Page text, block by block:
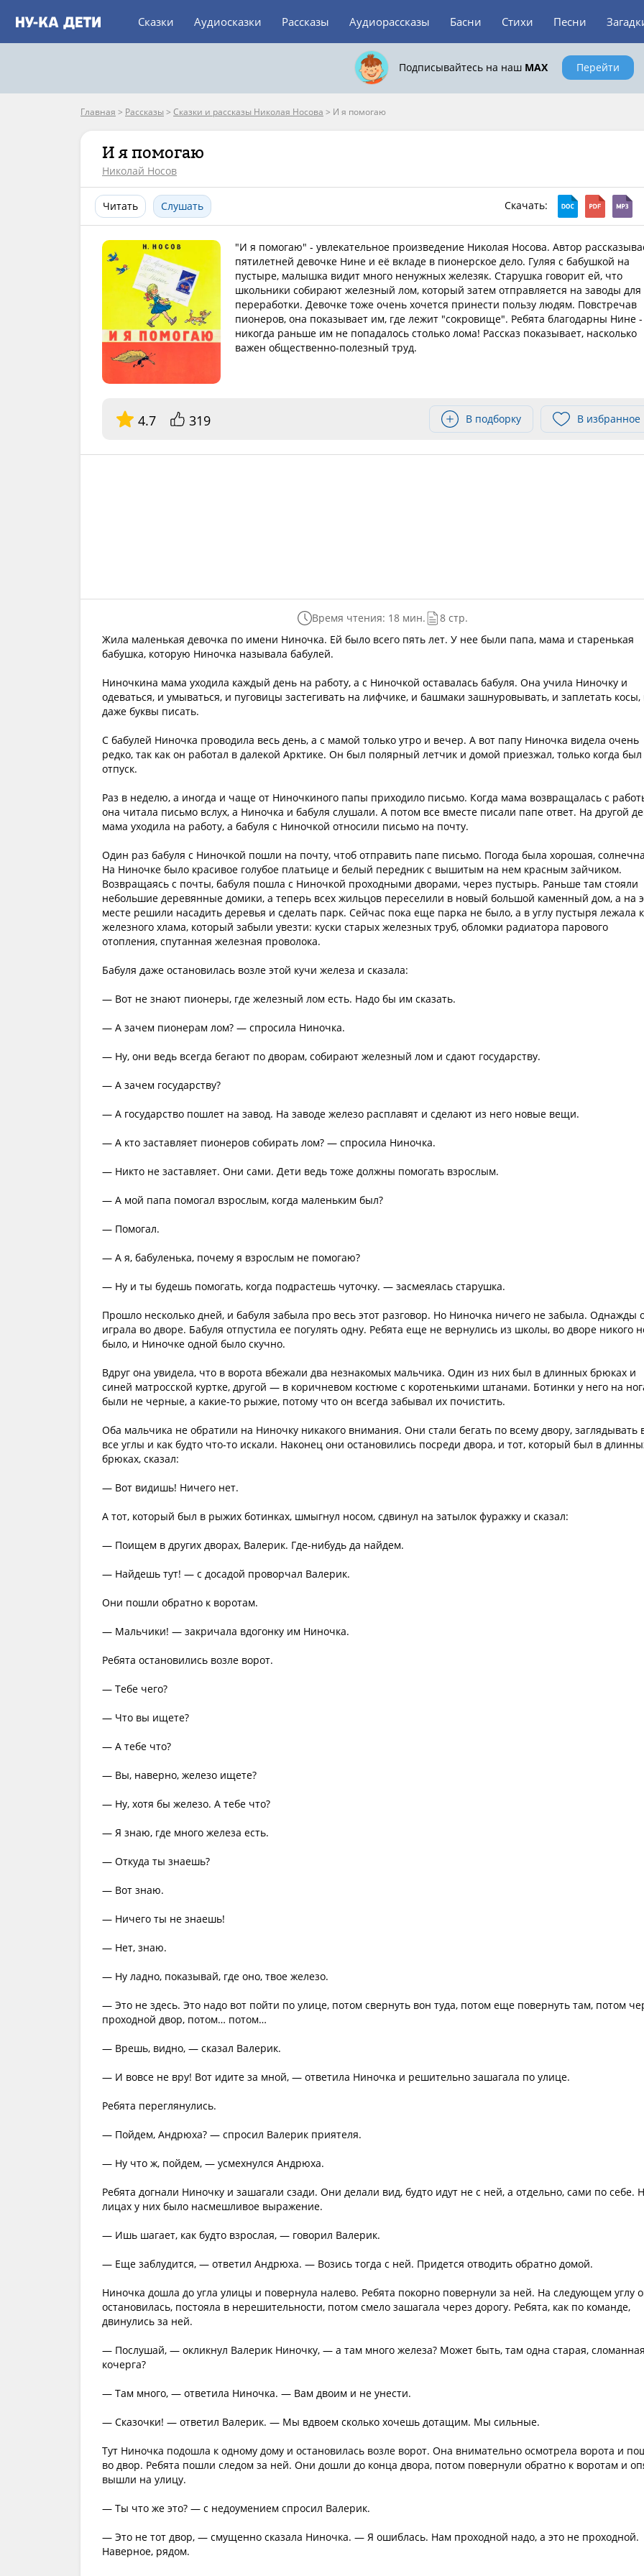
Сказки Аудиосказки Рассказы Аудиорассказы Басни Стихи Песни
Подписывайтесь на наш MAX Перейти
Главная > Рассказы > Сказки и рассказы Николая Носова > И я помогаю
И я помогаю
Николай Носов
Читать Слушать Скачать:
"И я помогаю" - увлекательное произведение Николая Носова. Автор
пятилетней девочке Нине и её вкладе в пионерское дело. Гуляя с бабушкой на
пустыре, малышка видит много ненужных железяк. Старушка говорит ей, что
школьники собирают железный лом, который затем отправляется на заводы для
переработки. Девочке тоже очень хочется принести пользу людям. Повстречав
пионеров, она показывает им, где лежит "сокровище". Ребята благодарны Нине -
никогда раньше им не попадалось столько лома! Рассказ показывает, насколько
важен общественно-полезный труд.
4.7 319 В подборку В избранное
Время чтения: 18 мин.
8 стр.
Жила маленькая девочка по имени Ниночка. Ей было всего пять лет. У нее были папа, мама и старенькая
бабушка, которую Ниночка называла бабулей.
Ниночкина мама уходила каждый день на работу, а с Ниночкой оставалась бабуля. Она учила Ниночку и
одеваться, и умываться, и пуговицы застегивать на лифчике, и башмаки зашнуровывать, и заплетать косы,
даже буквы писать.
С бабулей Ниночка проводила весь день, а с мамой только утро и вечер. А вот папу Ниночка видела очень
редко, так как он работал в далекой Арктике. Он был полярный летчик и домой приезжал, только когда был
отпуск.
Раз в неделю, а иногда и чаще от Ниночкиного папы приходило письмо. Когда мама возвращалась с
она читала письмо вслух, а Ниночка и бабуля слушали. А потом все вместе писали папе ответ. На другой
мама уходила на работу, а бабуля с Ниночкой относили письмо на почту.
Один раз бабуля с Ниночкой пошли на почту, чтоб отправить папе письмо. Погода была хорошая,
На Ниночке было красивое голубое платьице и белый передник с вышитым на нем красным зайчиком.
Возвращаясь с почты, бабуля пошла с Ниночкой проходными дворами, через пустырь. Раньше там стояли
небольшие деревянные домики, а теперь всех жильцов переселили в новый большой каменный дом, а на
месте решили насадить деревья и сделать парк. Сейчас пока еще парка не было, а в углу пустыря лежала
железного хлама, который забыли увезти: куски старых железных труб, обломки радиатора парового
отопления, спутанная железная проволока.
Бабуля даже остановилась возле этой кучи железа и сказала:
— Вот не знают пионеры, где железный лом есть. Надо бы им сказать.
— А зачем пионерам лом? — спросила Ниночка.
— Ну, они ведь всегда бегают по дворам, собирают железный лом и сдают государству.
— А зачем государству?
— А государство пошлет на завод. На заводе железо расплавят и сделают из него новые вещи.
— А кто заставляет пионеров собирать лом? — спросила Ниночка.
— Никто не заставляет. Они сами. Дети ведь тоже должны помогать взрослым.
— А мой папа помогал взрослым, когда маленьким был?
— Помогал.
— А я, бабуленька, почему я взрослым не помогаю?
— Ну и ты будешь помогать, когда подрастешь чуточку. — засмеялась старушка.
Прошло несколько дней, и бабуля забыла про весь этот разговор. Но Ниночка ничего не забыла. Однажды
играла во дворе. Бабуля отпустила ее погулять одну. Ребята еще не вернулись из школы, во дворе никого
было, и Ниночке одной было скучно.
Вдруг она увидела, что в ворота вбежали два незнакомых мальчика. Один из них был в длинных брюках и
синей матросской куртке, другой — в коричневом костюме с коротенькими штанами. Ботинки у него на
были не черные, а какие-то рыжие, потому что он всегда забывал их почистить.
Оба мальчика не обратили на Ниночку никакого внимания. Они стали бегать по всему двору, заглядывать
все углы и как будто что-то искали. Наконец они остановились посреди двора, и тот, который был в
брюках, сказал:
— Вот видишь! Ничего нет.
А тот, который был в рыжих ботинках, шмыгнул носом, сдвинул на затылок фуражку и сказал:
— Поищем в других дворах, Валерик. Где-нибудь да найдем.
— Найдешь тут! — с досадой проворчал Валерик.
Они пошли обратно к воротам.
— Мальчики! — закричала вдогонку им Ниночка.
Ребята остановились возле ворот.
— Тебе чего?
— Что вы ищете?
— А тебе что?
— Вы, наверно, железо ищете?
— Ну, хотя бы железо. А тебе что?
— Я знаю, где много железа есть.
— Откуда ты знаешь?
— Вот знаю.
— Ничего ты не знаешь!
— Нет, знаю.
— Ну ладно, показывай, где оно, твое железо.
— Это не здесь. Это надо вот пойти по улице, потом свернуть вон туда, потом еще повернуть там, потом
проходной двор, потом… потом…
— Врешь, видно, — сказал Валерик.
— И вовсе не вру! Вот идите за мной, — ответила Ниночка и решительно зашагала по улице.
Ребята переглянулись.
— Пойдем, Андрюха? — спросил Валерик приятеля.
— Ну что ж, пойдем, — усмехнулся Андрюха.
Ребята догнали Ниночку и зашагали сзади. Они делали вид, будто идут не с ней, а отдельно, сами по себе.
лицах у них было насмешливое выражение.
— Ишь шагает, как будто взрослая, — говорил Валерик.
— Еще заблудится, — ответил Андрюха. — Возись тогда с ней. Придется отводить обратно домой.
Ниночка дошла до угла улицы и повернула налево. Ребята покорно повернули за ней. На следующем углу
остановилась, постояла в нерешительности, потом смело зашагала через дорогу. Ребята, как по команде,
двинулись за ней.
— Послушай, — окликнул Валерик Ниночку, — а там много железа? Может быть, там одна старая, сломанная
кочерга?
— Там много, — ответила Ниночка. — Вам двоим и не унести.
— Сказочки! — ответил Валерик. — Мы вдвоем сколько хочешь дотащим. Мы сильные.
Тут Ниночка подошла к одному дому и остановилась возле ворот. Она внимательно осмотрела ворота и
во двор. Ребята пошли следом за ней. Они дошли до конца двора, потом повернули обратно к воротам и
вышли на улицу.
— Ты что же это? — с недоумением спросил Валерик.
— Это не тот двор, — смущенно сказала Ниночка. — Я ошиблась. Нам проходной надо, а это не проходной.
Наверное, рядом.